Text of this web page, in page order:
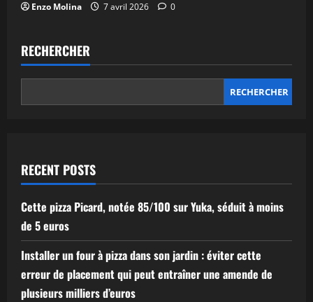
Enzo Molina 7 avril 2026 0
RECHERCHER
RECHERCHER
RECENT POSTS
Cette pizza Picard, notée 85/100 sur Yuka, séduit à moins
de 5 euros
Installer un four à pizza dans son jardin : éviter cette
erreur de placement qui peut entraîner une amende de
plusieurs milliers d’euros